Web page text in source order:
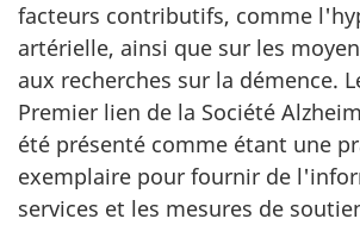
facteurs contributifs, comme
artérielle, ainsi que sur les
aux recherches sur la démence.
Premier lien de la Société
été présenté comme étant une
exemplaire pour fournir de
services et les mesures de